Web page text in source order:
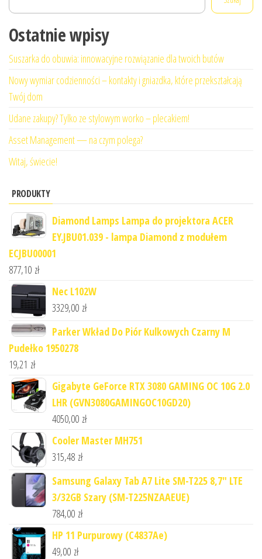
Ostatnie wpisy
Suszarka do obuwia: innowacyjne rozwiązanie dla twoich butów
Nowy wymiar codzienności – kontakty i gniazdka, które przekształcają
Twój dom
Udane zakupy? Tylko ze stylowym worko – plecakiem!
Asset Management — na czym polega?
Witaj, świecie!
PRODUKTY
Diamond Lamps Lampa do projektora ACER
EY.JBU01.039 - lampa Diamond z modułem
ECJBU00001
877,10 zł
Nec L102W
3329,00 zł
Parker Wkład Do Piór Kulkowych Czarny M
Pudełko 1950278
19,21 zł
Gigabyte GeForce RTX 3080 GAMING OC 10G 2.0
LHR (GVN3080GAMINGOC10GD20)
4050,00 zł
Cooler Master MH751
315,48 zł
Samsung Galaxy Tab A7 Lite SM-T225 8,7" LTE
3/32GB Szary (SM-T225NZAAEUE)
784,00 zł
HP 11 Purpurowy (C4837Ae)
49,00 zł